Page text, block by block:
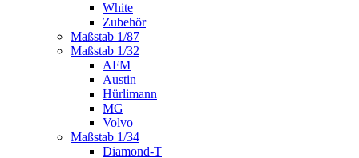
White
Zubehör
Maßstab 1/87
Maßstab 1/32
AFM
Austin
Hürlimann
MG
Volvo
Maßstab 1/34
Diamond-T